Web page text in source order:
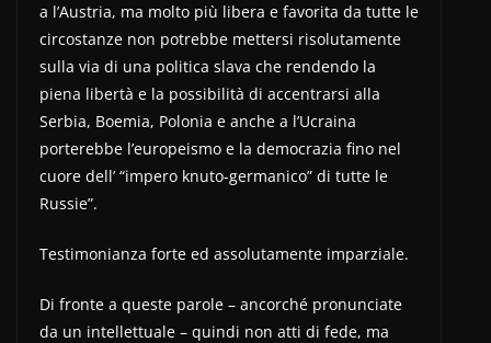
a l’Austria, ma molto più libera e favorita da tutte le
circostanze non potrebbe mettersi risolutamente
sulla via di una politica slava che rendendo la
piena libertà e la possibilità di accentrarsi alla
Serbia, Boemia, Polonia e anche a l’Ucraina
porterebbe l’europeismo e la democrazia fino nel
cuore dell’ “impero knuto-germanico” di tutte le
Russie”.
Testimonianza forte ed assolutamente imparziale.
Di fronte a queste parole – ancorché pronunciate
da un intellettuale – quindi non atti di fede, ma